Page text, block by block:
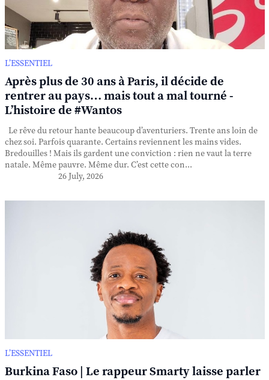
L’ESSENTIEL
Après plus de 30 ans à Paris, il décide de
rentrer au pays… mais tout a mal tourné -
L’histoire de #Wantos
Le rêve du retour hante beaucoup d’aventuriers. Trente ans loin de
chez soi. Parfois quarante. Certains reviennent les mains vides.
Bredouilles ! Mais ils gardent une conviction : rien ne vaut la terre
natale. Même pauvre. Même dur. C’est cette con...
26 July, 2026
L’ESSENTIEL
Burkina Faso | Le rappeur Smarty laisse parler